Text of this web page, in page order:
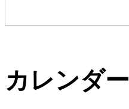
カレンダー